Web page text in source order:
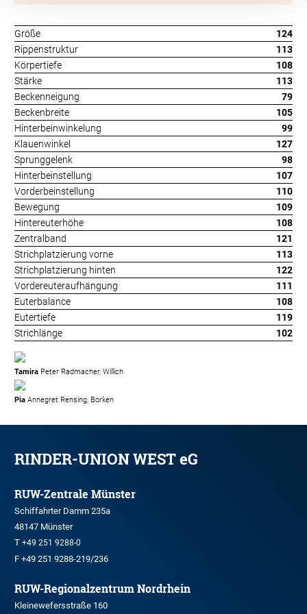
Größe
124
Rippenstruktur
113
Körpertiefe
108
Stärke
113
Beckenneigung
79
Beckenbreite
105
Hinterbeinwinkelung
99
Klauenwinkel
127
Sprunggelenk
98
Hinterbeinstellung
107
Vorderbeinstellung
110
Bewegung
109
Hintereuterhöhe
108
Zentralband
121
Strichplatzierung vorne
113
Strichplatzierung hinten
122
Vordereuteraufhängung
111
Euterbalance
108
Eutertiefe
119
Strichlänge
102
Tamira Peter Radmacher, Willich
Pia Annegret Rensing, Borken
RINDER-UNION WEST eG
RUW-Zentrale Münster
Schiffahrter Damm 235a
48147 Münster
T +49 251 9288-0
F +49 251 9288-219/236
RUW-Regionalzentrum Nordrhein
Kleinewefersstraße 160